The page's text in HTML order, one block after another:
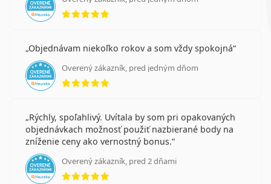
hodnotenie 5 z 5
Objednávam niekoľko rokov a som vždy spokojná
Overený zákazník, pred jedným dňom
hodnotenie 5 z 5
Rýchly, spoľahlivý. Uvítala by som pri opakovaných
objednávkach možnosť použiť nazbierané body na
zníženie ceny ako vernostný bonus.
Overený zákazník, pred 2 dňami
hodnotenie 5 z 5